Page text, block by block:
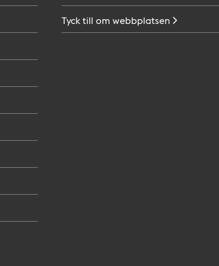
Tyck till om webbplatsen